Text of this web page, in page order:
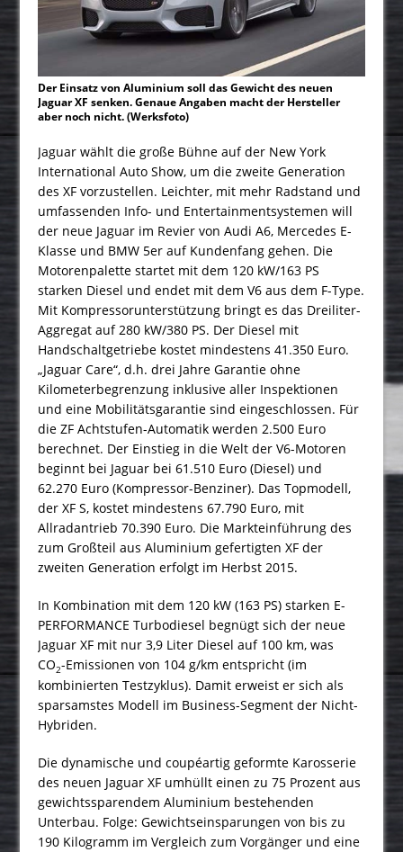
Der Einsatz von Aluminium soll das Gewicht des neuen
Jaguar XF senken. Genaue Angaben macht der Hersteller
aber noch nicht. (Werksfoto)
Jaguar wählt die große Bühne auf der New York
International Auto Show, um die zweite Generation
des XF vorzustellen. Leichter, mit mehr Radstand und
umfassenden Info- und Entertainmentsystemen will
der neue Jaguar im Revier von Audi A6, Mercedes E-
Klasse und BMW 5er auf Kundenfang gehen. Die
Motorenpalette startet mit dem 120 kW/163 PS
starken Diesel und endet mit dem V6 aus dem F-Type.
Mit Kompressorunterstützung bringt es das Dreiliter-
Aggregat auf 280 kW/380 PS. Der Diesel mit
Handschaltgetriebe kostet mindestens 41.350 Euro.
„Jaguar Care“, d.h. drei Jahre Garantie ohne
Kilometerbegrenzung inklusive aller Inspektionen
und eine Mobilitätsgarantie sind eingeschlossen. Für
die ZF Achtstufen-Automatik werden 2.500 Euro
berechnet. Der Einstieg in die Welt der V6-Motoren
beginnt bei Jaguar bei 61.510 Euro (Diesel) und
62.270 Euro (Kompressor-Benziner). Das Topmodell,
der XF S, kostet mindestens 67.790 Euro, mit
Allradantrieb 70.390 Euro. Die Markteinführung des
zum Großteil aus Aluminium gefertigten XF der
zweiten Generation erfolgt im Herbst 2015.
In Kombination mit dem 120 kW (163 PS) starken E-
PERFORMANCE Turbodiesel begnügt sich der neue
Jaguar XF mit nur 3,9 Liter Diesel auf 100 km, was
CO2-Emissionen von 104 g/km entspricht (im
kombinierten Testzyklus). Damit erweist er sich als
sparsamstes Modell im Business-Segment der Nicht-
Hybriden.
Die dynamische und coupéartig geformte Karosserie
des neuen Jaguar XF umhüllt einen zu 75 Prozent aus
gewichtssparendem Aluminium bestehenden
Unterbau. Folge: Gewichtseinsparungen von bis zu
190 Kilogramm im Vergleich zum Vorgänger und eine